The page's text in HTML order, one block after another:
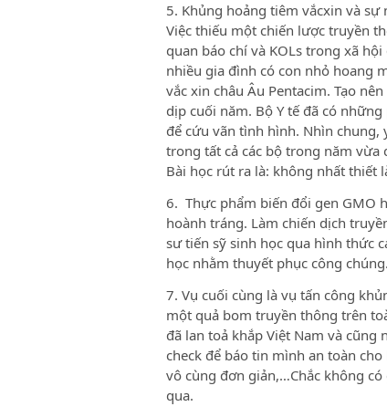
5. Khủng hoảng tiêm vắcxin và
Việc thiếu một chiến lược truyền
quan báo chí và KOLs trong xã
nhiều gia đình có con nhỏ hoang
vắc xin châu Âu Pentacim. Tạo
dịp cuối năm. Bộ Y tế đã có
để cứu vãn tình hình. Nhìn
trong tất cả các bộ trong năm vừa
Bài học rút ra là: không nhất thiết
6. Thực phẩm biến đổi gen GMO
hoành tráng. Làm chiến dịch
sư tiến sỹ sinh học qua hình thức
học nhằm thuyết phục công chúng.
7. Vụ cuối cùng là vụ tấn công
một quả bom truyền thông trên
đã lan toả khắp Việt Nam và
check để báo tin mình an toàn
vô cùng đơn giản,…Chắc không
qua.